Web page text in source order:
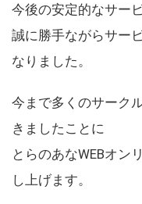
今後の安定的なサー
誠に勝手ながらサー
なりました。
今まで多くのサーク
きましたことに
とらのあなWEBオン
し上げます。